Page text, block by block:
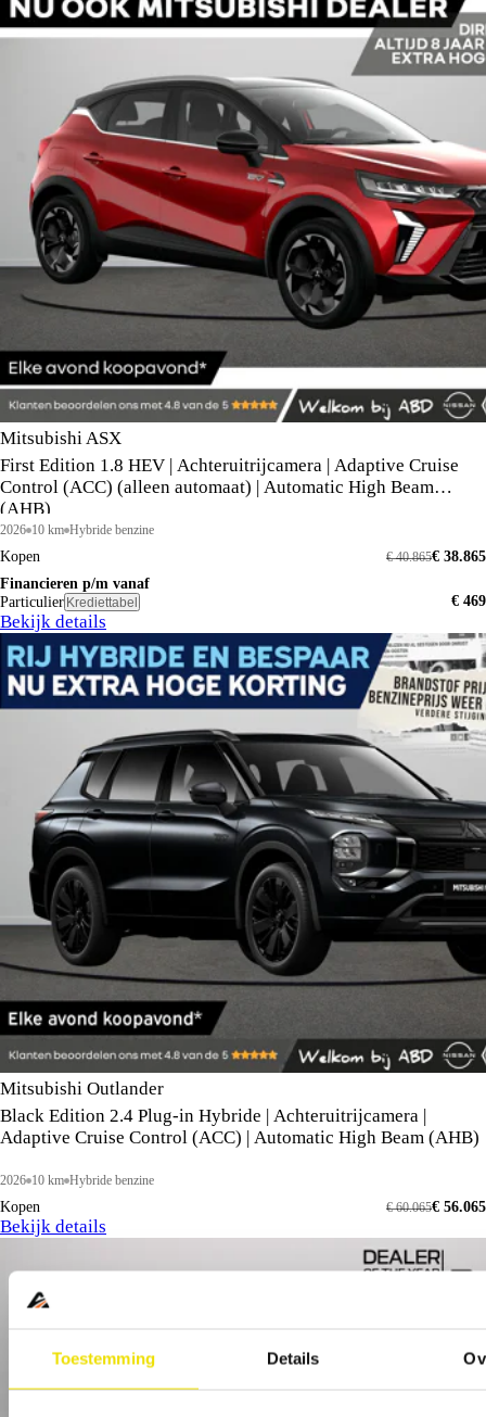
Toestemming Details
Mitsubishi ASX
First Edition 1.8 HEV | Achteruitrijcamera | Adaptive Cruise
Control (ACC) (alleen automaat) | Automatic High Beam
(AHB)
2026 10 km Hybride benzine
Kopen € 38.865
€ 40.865
Financieren p/m vanaf
Particulier Krediettabel € 469
Bekijk details
Mitsubishi Outlander
Black Edition 2.4 Plug-in Hybride | Achteruitrijcamera |
Adaptive Cruise Control (ACC) | Automatic High Beam (AHB)
2026 10 km Hybride benzine
Kopen € 56.065
€ 60.065
Bekijk details